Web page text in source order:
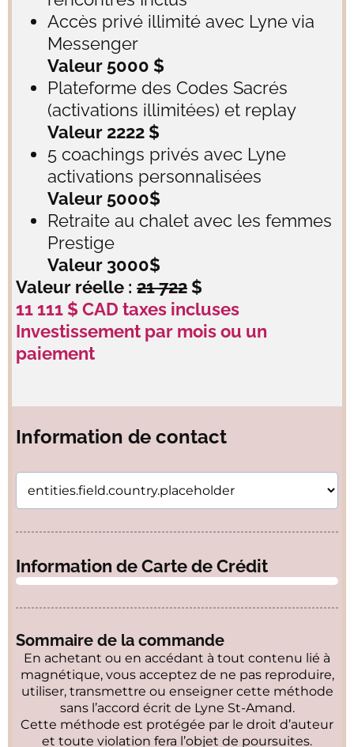
Accès privé illimité avec Lyne via
Messenger
Valeur 5000 $
Plateforme des Codes Sacrés
(activations illimitées) et replay
Valeur 2222 $
5 coachings privés avec Lyne
activations personnalisées
Valeur 5000$
Retraite au chalet avec les femmes
Prestige
Valeur 3000$
Valeur réelle : 21 722 $
11 111 $ CAD taxes incluses
Investissement par mois ou un
paiement
Information de contact
Information de Carte de Crédit
Sommaire de la commande
En achetant ou en accédant à tout contenu lié à
magnétique, vous acceptez de ne pas reproduire,
utiliser, transmettre ou enseigner cette méthode
sans l’accord écrit de Lyne St-Amand.
Cette méthode est protégée par le droit d’auteur
et toute violation fera l’objet de poursuites.